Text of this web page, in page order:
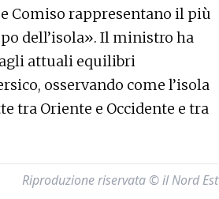
Comiso rappresentano il più
dell’isola». Il ministro ha
attuali equilibri
osservando come l’isola
tra Oriente e Occidente e tra
Riproduzione riservata © il Nord Est